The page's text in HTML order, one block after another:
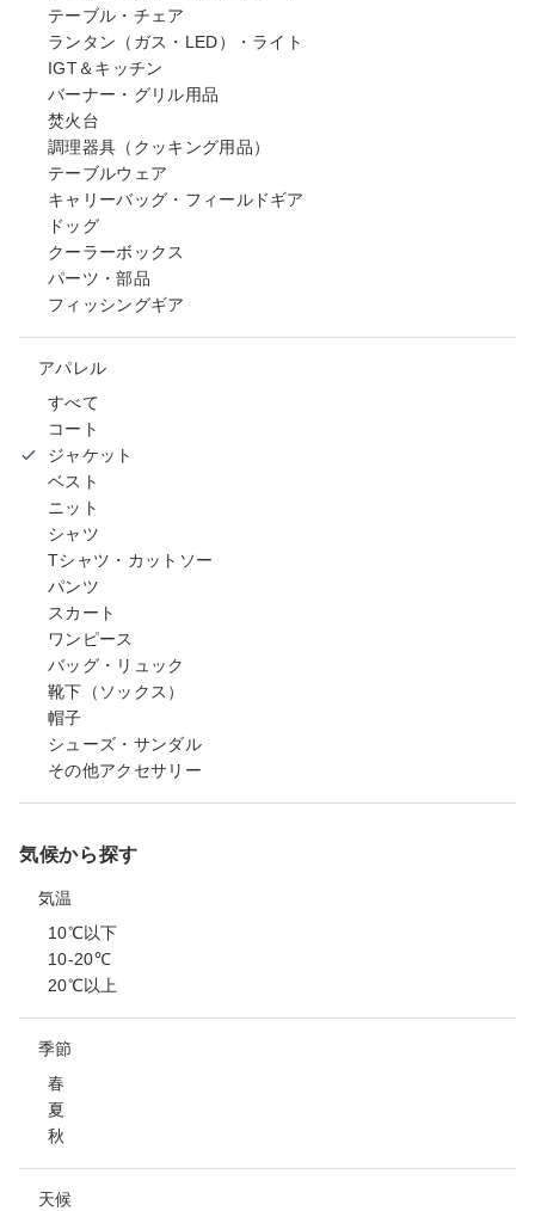
テーブル・チェア
ランタン（ガス・LED）・ライト
IGT＆キッチン
バーナー・グリル用品
焚火台
調理器具（クッキング用品）
テーブルウェア
キャリーバッグ・フィールドギア
ドッグ
クーラーボックス
パーツ・部品
フィッシングギア
アパレル
すべて
コート
ジャケット
ベスト
ニット
シャツ
Tシャツ・カットソー
パンツ
スカート
ワンピース
バッグ・リュック
靴下（ソックス）
帽子
シューズ・サンダル
その他アクセサリー
気候から探す
気温
10℃以下
10-20℃
20℃以上
季節
春
夏
秋
天候